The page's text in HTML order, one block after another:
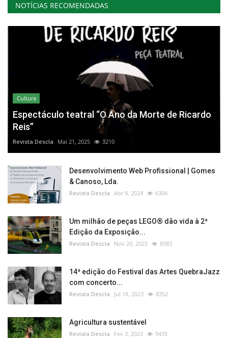
NOTÍCIAS RECOMENDADAS
Cultura
Espectáculo teatral “O Ano da Morte de Ricardo
Reis”
Revista Descla Mai 21, 2025 3210
Desenvolvimento Web Profissional | Gomes
& Canoso, Lda.
Revista Descla Abr 9, 2024 6304
Um milhão de peças LEGO® dão vida à 2ª
Edição da Exposição...
Revista Descla Nov 20, 2023 8583
14ª edição do Festival das Artes QuebraJazz
com concerto...
Revista Descla Jul 18, 2023 8352
Agricultura sustentável
Revista Descla Fev 3, 2023 9435